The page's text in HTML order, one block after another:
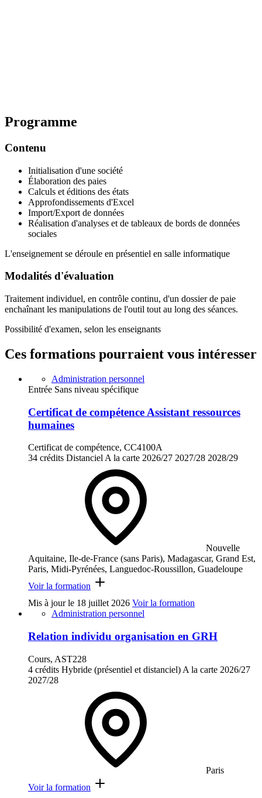
Programme
Contenu
Initialisation d'une société
Élaboration des paies
Calculs et éditions des états
Approfondissements d'Excel
Import/Export de données
Réalisation d'analyses et de tableaux de bords de données
sociales
L'enseignement se déroule en présentiel en salle informatique
Modalités d'évaluation
Traitement individuel, en contrôle continu, d'un dossier de paie
enchaînant les manipulations de l'outil tout au long des séances.
Possibilité d'examen, selon les enseignants
Ces formations pourraient vous intéresser
Administration personnel
Entrée Sans niveau spécifique
Certificat de compétence Assistant ressources
humaines
Certificat de compétence, CC4100A
34 crédits Distanciel A la carte 2026/27 2027/28 2028/29
Nouvelle
Aquitaine, Ile-de-France (sans Paris), Madagascar, Grand Est,
Paris, Midi-Pyrénées, Languedoc-Roussillon, Guadeloupe
Voir la formation
Mis à jour le 18 juillet 2026 Voir la formation
Administration personnel
Relation individu organisation en GRH
Cours, AST228
4 crédits Hybride (présentiel et distanciel) A la carte 2026/27
2027/28
Paris
Voir la formation